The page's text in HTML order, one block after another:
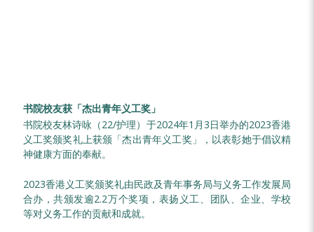
书院校友获「杰出青年义工奖」
书院校友林诗咏（22/护理）于2024年1月3日举办的2023香港
义工奖颁奖礼上获颁「杰出青年义工奖」，以表彰她于倡议精
神健康方面的奉献。
2023香港义工奖颁奖礼由民政及青年事务局与义务工作发展局
合办，共颁发逾2.2万个奖项，表扬义工、团队、企业、学校
等对义务工作的贡献和成就。